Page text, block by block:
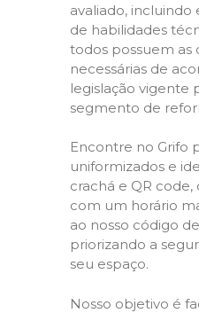
avaliado, incluindo
de habilidades
todos possuem as
necessárias de
legislação vigente
segmento de
Encontre no Grifo
uniformizados e
crachá e QR
com um horário
ao nosso código
priorizando a
seu espaço.
Nosso objetivo é